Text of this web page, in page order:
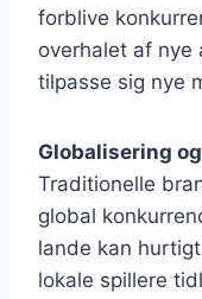
forblive
overhalet af nye
tilpasse sig nye
Globalisering
Traditionelle
global
lande kan
lokale spillere